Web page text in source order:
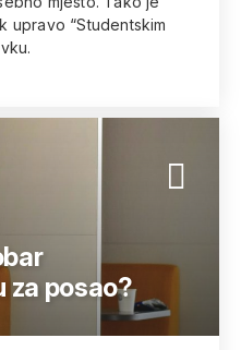
upravo “Studentskim
za posao?